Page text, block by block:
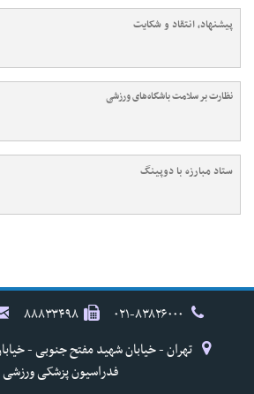
پیشنهاد، انتقاد و شکایت
نظارت بر سلامت باشگاه‌های ورزشی
ستاد مبارزه با دوپینگ
۸۸۸۳۳۴۹۸
فدراسیون پزشکی ورزشی